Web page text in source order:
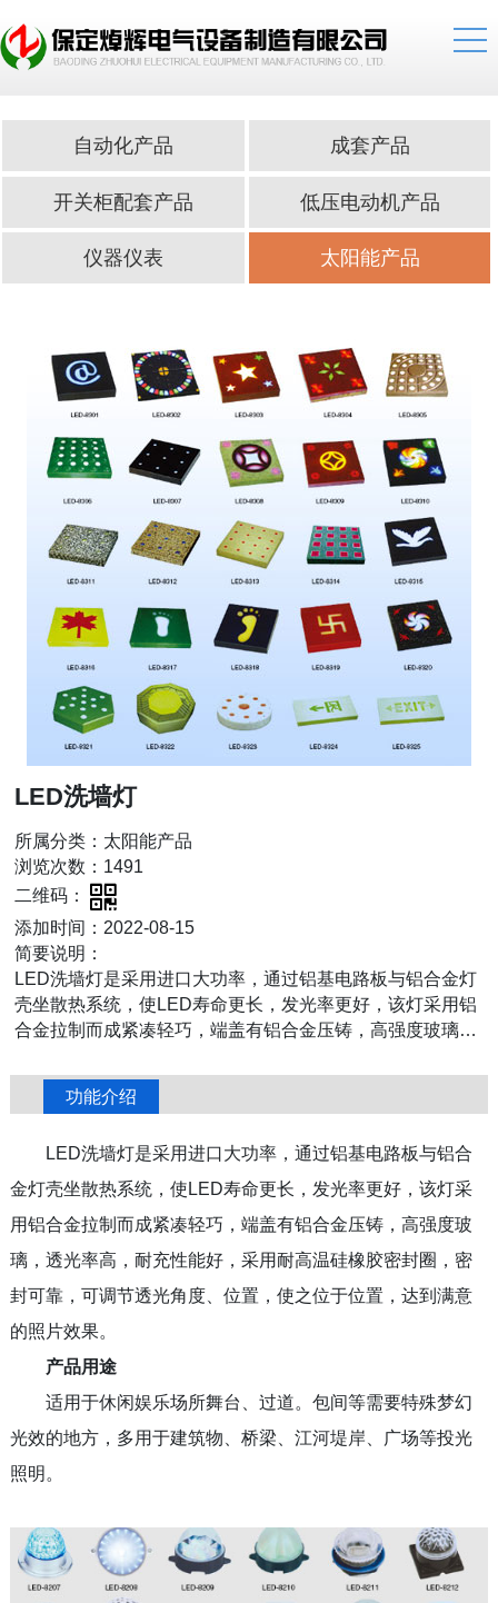
自动化产品 成套产品
开关柜配套产品 低压电动机产品
仪器仪表 太阳能产品
LED洗墙灯
所属分类：太阳能产品
浏览次数：1491
二维码：
添加时间：2022-08-15
简要说明：
LED洗墙灯是采用进口大功率，通过铝基电路板与铝合金灯
壳坐散热系统，使LED寿命更长，发光率更好，该灯采用铝
合金拉制而成紧凑轻巧，端盖有铝合金压铸，高强度玻璃，
靠，可调节透光角度、位置，使之位于位置，达到满意的照
片效果。
功能介绍
LED洗墙灯是采用进口大功率，通过铝基电路板与铝合
金灯壳坐散热系统，使LED寿命更长，发光率更好，该灯采
用铝合金拉制而成紧凑轻巧，端盖有铝合金压铸，高强度玻
璃，透光率高，耐充性能好，采用耐高温硅橡胶密封圈，密
封可靠，可调节透光角度、位置，使之位于位置，达到满意
的照片效果。
产品用途
适用于休闲娱乐场所舞台、过道。包间等需要特殊梦幻
光效的地方，多用于建筑物、桥梁、江河堤岸、广场等投光
照明。